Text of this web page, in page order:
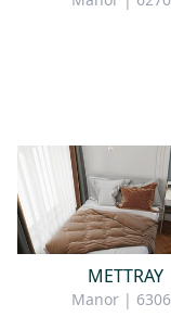
METTRAY
Manor |